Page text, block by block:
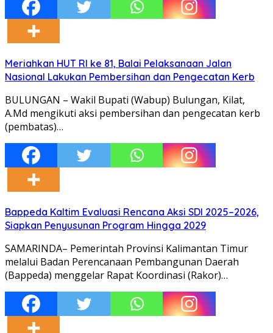
Meriahkan HUT RI ke 81, Balai Pelaksanaan Jalan
Nasional Lakukan Pembersihan dan Pengecatan Kerb
BULUNGAN – Wakil Bupati (Wabup) Bulungan, Kilat,
A.Md mengikuti aksi pembersihan dan pengecatan kerb
(pembatas)…
Bappeda Kaltim Evaluasi Rencana Aksi SDI 2025–2026,
Siapkan Penyusunan Program Hingga 2029
SAMARINDA– Pemerintah Provinsi Kalimantan Timur
melalui Badan Perencanaan Pembangunan Daerah
(Bappeda) menggelar Rapat Koordinasi (Rakor)…